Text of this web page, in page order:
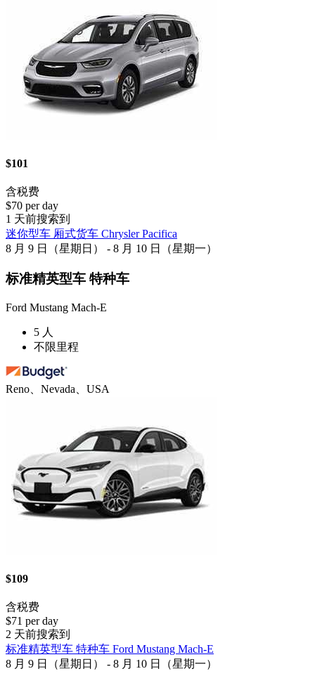
$101
含税费
$70 per day
1 天前搜索到
迷你型车 厢式货车 Chrysler Pacifica
8 月 9 日（星期日） - 8 月 10 日（星期一）
标准精英型车 特种车
Ford Mustang Mach-E
5 人
不限里程
Reno、Nevada、USA
$109
含税费
$71 per day
2 天前搜索到
标准精英型车 特种车 Ford Mustang Mach-E
8 月 9 日（星期日） - 8 月 10 日（星期一）